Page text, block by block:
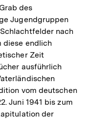
des
Jugendgruppen
nach
diese endlich
Zeit
ausführlich
vom deutschen
Juni 1941 bis zum
der